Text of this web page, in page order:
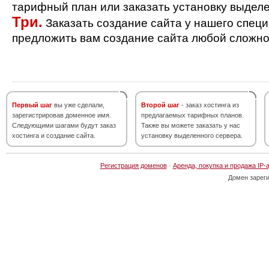
тарифный план или заказать установку
Три. Заказать создание сайта у нашего
предложить вам создание сайта любой
Первый шаг вы уже сделали,
зарегистрировав доменное имя.
Следующими шагами будут заказ
хостинга и создание сайта.
Второй шаг - заказ хостинга из
предлагаемых тарифных планов.
Также вы можете заказать у нас
установку выделенного сервера.
Регистрация доменов· Аренда, покупка и продажа IP-
Домен